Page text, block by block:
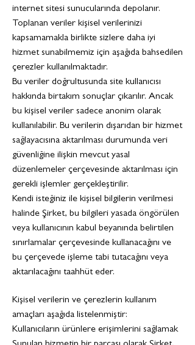
internet sitesi sunucularında depolanır.
Toplanan veriler kişisel verilerinizi
kapsamamakla birlikte sizlere daha iyi
hizmet sunabilmemiz için aşağıda bahsedilen
çerezler kullanılmaktadır.
Bu veriler doğrultusunda site kullanıcısı
hakkında birtakım sonuçlar çıkarılır. Ancak
bu kişisel veriler sadece anonim olarak
kullanılabilir. Bu verilerin dışarıdan bir hizmet
sağlayacısına aktarılması durumunda veri
güvenliğine ilişkin mevcut yasal
düzenlemeler çerçevesinde aktarılması için
gerekli işlemler gerçekleştirilir.
Kendi isteğiniz ile kişisel bilgilerin verilmesi
halinde Şirket, bu bilgileri yasada öngörülen
veya kullanıcının kabul beyanında belirtilen
sınırlamalar çerçevesinde kullanacağını ve
bu çerçevede işleme tabi tutacağını veya
aktarılacağını taahhüt eder.
Kişisel verilerin ve çerezlerin kullanım
amaçları aşağıda listelenmiştir:
Kullanıcıların ürünlere erişimlerini sağlamak